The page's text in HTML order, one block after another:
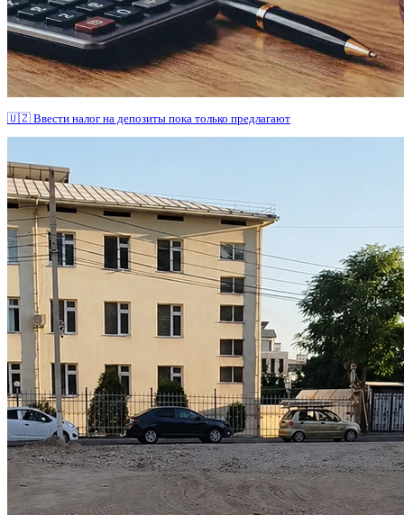
🇺🇿 Ввести налог на депозиты пока только предлагают